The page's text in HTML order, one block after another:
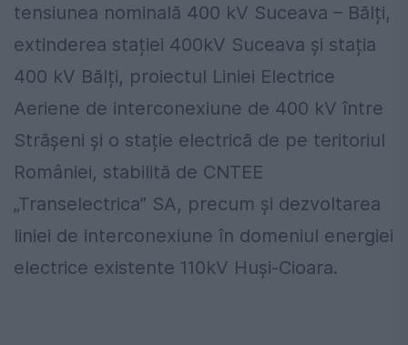
tensiunea nominală 400 kV Suceava – Bălți,
extinderea stației 400kV Suceava și stația
400 kV Bălți, proiectul Liniei Electrice
Aeriene de interconexiune de 400 kV între
Strășeni și o stație electrică de pe teritoriul
României, stabilită de CNTEE
„Transelectrica” SA, precum și dezvoltarea
liniei de interconexiune în domeniul energiei
electrice existente 110kV Huși-Cioara.